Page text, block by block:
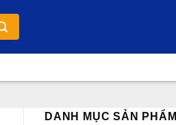
DANH MỤC SẢN PHẨM